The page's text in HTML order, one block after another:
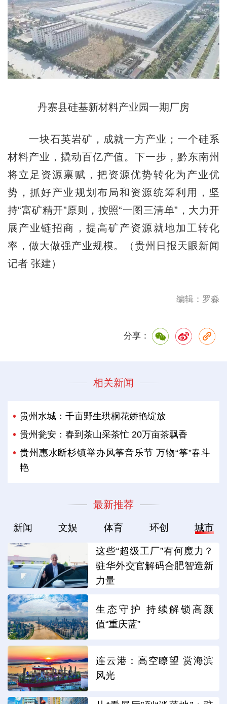
丹寨县硅基新材料产业园一期厂房
一块石英岩矿，成就一方产业；一个硅系
材料产业，撬动百亿产值。下一步，黔东南州
将立足资源禀赋，把资源优势转化为产业优
势，抓好产业规划布局和资源统筹利用，坚
持“富矿精开”原则，按照“一图三清单”，大力开
展产业链招商，提高矿产资源就地加工转化
率，做大做强产业规模。（贵州日报天眼新闻
记者 张建）
编辑：罗淼
分享：
相关新闻
贵州水城：千亩野生珙桐花娇艳绽放
贵州瓮安：春到茶山采茶忙 20万亩茶飘香
贵州惠水断杉镇举办风筝音乐节 万物“筝”春斗
艳
最新推荐
新闻 文娱 体育 环创 城市
这些“超级工厂”有何魔力？
驻华外交官解码合肥智造新
力量
生态守护 持续解锁高颜
值“重庆蓝”
连云港：高空瞭望 赏海滨
风光